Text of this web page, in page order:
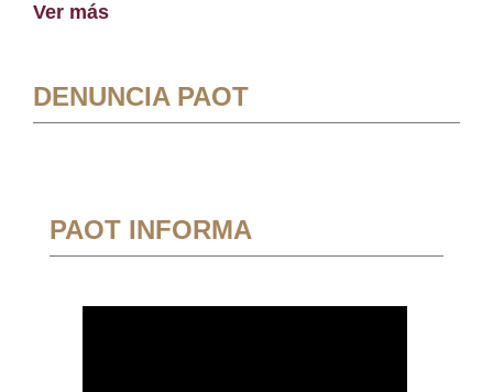
Ver más
DENUNCIA PAOT
PAOT INFORMA